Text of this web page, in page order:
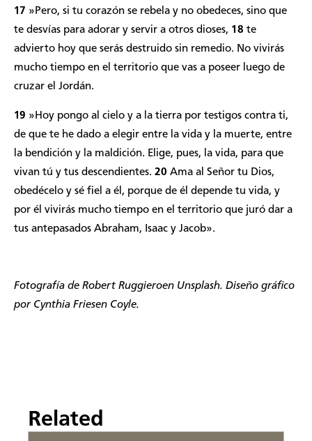
17 »Pero, si tu corazón se rebela y no obedeces, sino que
te desvías para adorar y servir a otros dioses, 18 te
advierto hoy que serás destruido sin remedio. No vivirás
mucho tiempo en el territorio que vas a poseer luego de
cruzar el Jordán.
19 »Hoy pongo al cielo y a la tierra por testigos contra ti,
de que te he dado a elegir entre la vida y la muerte, entre
la bendición y la maldición. Elige, pues, la vida, para que
vivan tú y tus descendientes. 20 Ama al Señor tu Dios,
obedécelo y sé fiel a él, porque de él depende tu vida, y
por él vivirás mucho tiempo en el territorio que juró dar a
tus antepasados Abraham, Isaac y Jacob».
Fotografía de Robert Ruggieroen Unsplash. Diseño gráfico
por Cynthia Friesen Coyle.
Related